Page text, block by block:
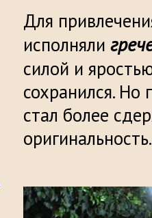
Для
исполняли
силой и
сохранился. Но
стал более
оригинальность.